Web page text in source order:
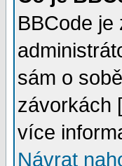
BBCode
sám o
závorkách
více
Návrat